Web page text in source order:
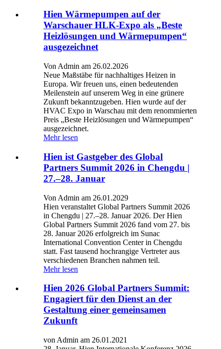
Hien Wärmepumpen auf der
Warschauer HLK-Expo als „Beste
Heizlösungen und Wärmepumpen“
ausgezeichnet
Von Admin am 26.02.2026
Neue Maßstäbe für nachhaltiges Heizen in
Europa. Wir freuen uns, einen bedeutenden
Meilenstein auf unserem Weg in eine grünere
Zukunft bekanntzugeben. Hien wurde auf der
HVAC Expo in Warschau mit dem renommierten
Preis „Beste Heizlösungen und Wärmepumpen“
ausgezeichnet.
Mehr lesen
Hien ist Gastgeber des Global
Partners Summit 2026 in Chengdu |
27.–28. Januar
Von Admin am 26.01.2029
Hien veranstaltet Global Partners Summit 2026
in Chengdu | 27.–28. Januar 2026. Der Hien
Global Partners Summit 2026 fand vom 27. bis
28. Januar 2026 erfolgreich im Sunac
International Convention Center in Chengdu
statt. Fast tausend hochrangige Vertreter aus
verschiedenen Branchen nahmen teil.
Mehr lesen
Hien 2026 Global Partners Summit:
Engagiert für den Dienst an der
Gestaltung einer gemeinsamen
Zukunft
von Admin am 26.01.2021